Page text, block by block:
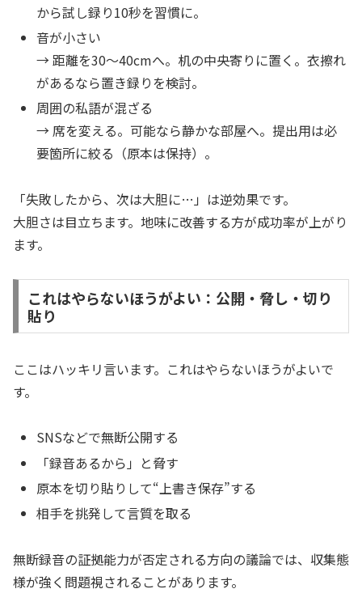
から試し録り10秒を習慣に。
音が小さい
→ 距離を30〜40cmへ。机の中央寄りに置く。衣擦れ
があるなら置き録りを検討。
周囲の私語が混ざる
→ 席を変える。可能なら静かな部屋へ。提出用は必
要箇所に絞る（原本は保持）。
「失敗したから、次は大胆に…」は逆効果です。
大胆さは目立ちます。地味に改善する方が成功率が上がり
ます。
これはやらないほうがよい：公開・脅し・切り
貼り
ここはハッキリ言います。これはやらないほうがよいで
す。
SNSなどで無断公開する
「録音あるから」と脅す
原本を切り貼りして“上書き保存”する
相手を挑発して言質を取る
無断録音の証拠能力が否定される方向の議論では、収集態
様が強く問題視されることがあります。